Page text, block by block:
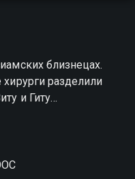
близнецах.
разделили
и Гиту
сросшийся
помогли